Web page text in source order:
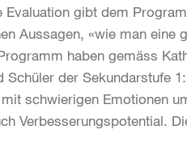
gibt dem
Aussagen, «wie man eine
haben gemäss
der Sekundarstufe
schwierigen Emotionen
Verbesserungspotential.